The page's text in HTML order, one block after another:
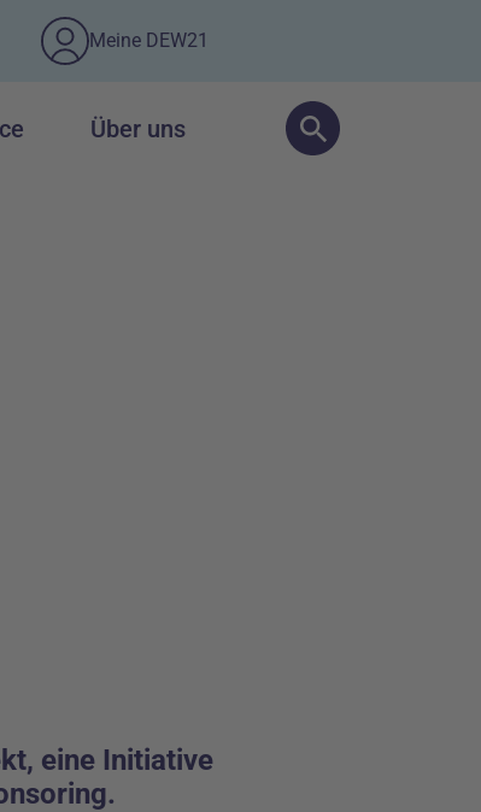
Meine DEW21
Über uns
eine Initiative